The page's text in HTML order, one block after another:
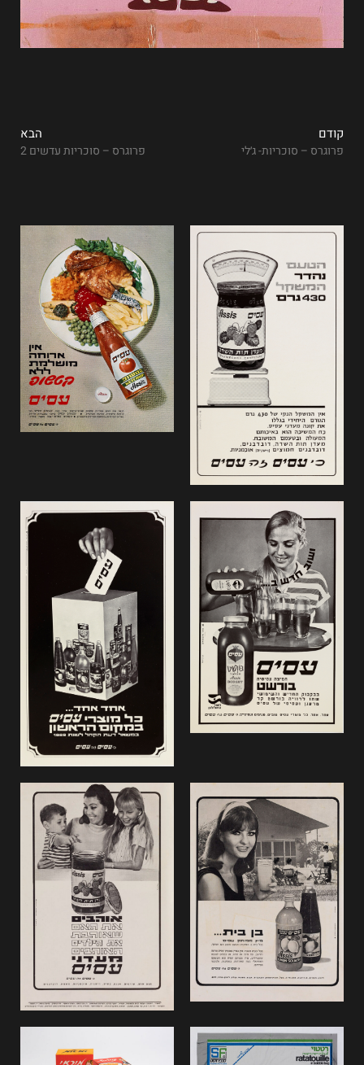
הבא
פרוגרס – סוכריות עדשים 2
קודם
פרוגרס – סוכריות- ג׳לי